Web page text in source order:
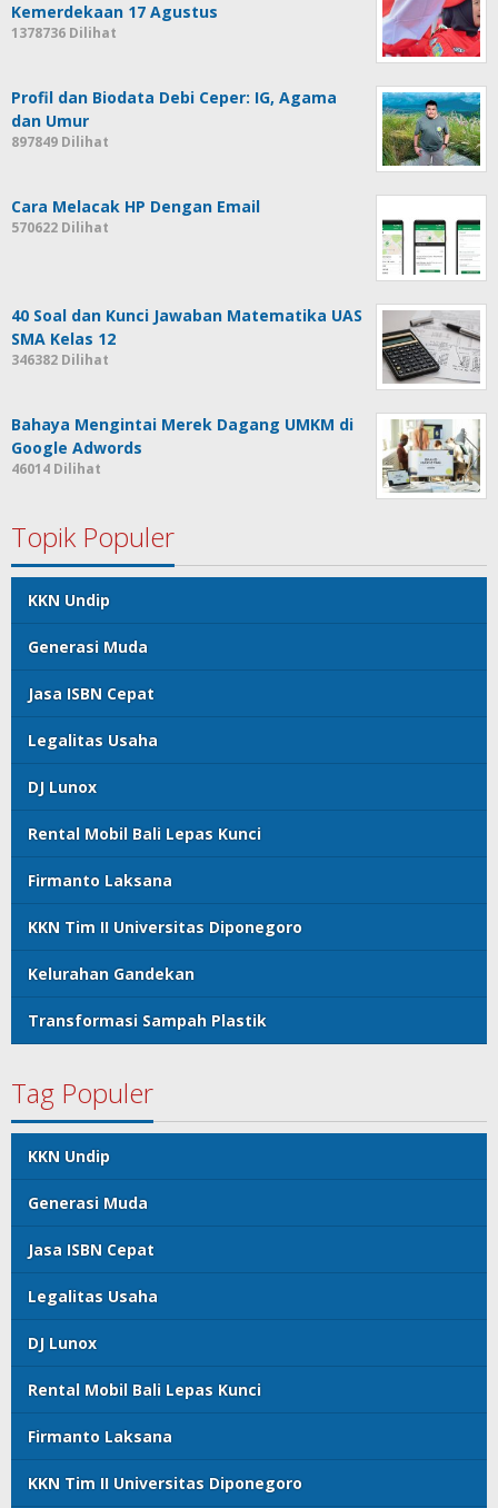
Kemerdekaan 17 Agustus
1378736 Dilihat
Profil dan Biodata Debi Ceper: IG, Agama
dan Umur
897849 Dilihat
Cara Melacak HP Dengan Email
570622 Dilihat
40 Soal dan Kunci Jawaban Matematika UAS
SMA Kelas 12
346382 Dilihat
Bahaya Mengintai Merek Dagang UMKM di
Google Adwords
46014 Dilihat
Topik Populer
KKN Undip
Generasi Muda
Jasa ISBN Cepat
Legalitas Usaha
DJ Lunox
Rental Mobil Bali Lepas Kunci
Firmanto Laksana
KKN Tim II Universitas Diponegoro
Kelurahan Gandekan
Transformasi Sampah Plastik
Tag Populer
KKN Undip
Generasi Muda
Jasa ISBN Cepat
Legalitas Usaha
DJ Lunox
Rental Mobil Bali Lepas Kunci
Firmanto Laksana
KKN Tim II Universitas Diponegoro